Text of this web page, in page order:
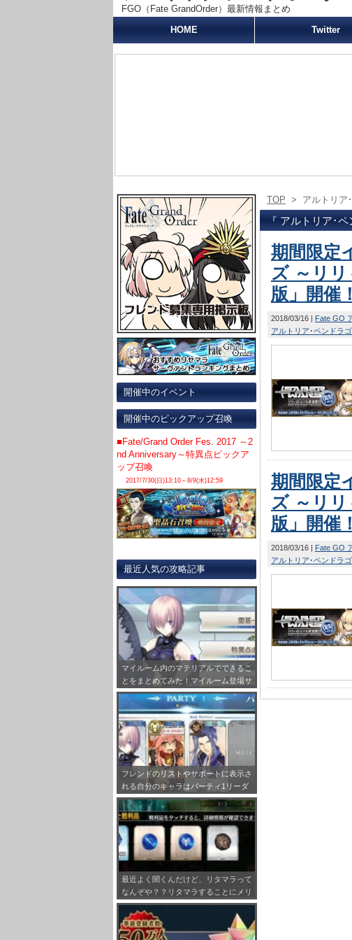
FGO（Fate GrandOrder）最新情報まとめ
HOME
Twitter
開催中のイベント
開催中のピックアップ召喚
■Fate/Grand Order Fes. 2017 ～2
nd Anniversary～特異点ピックア
ップ召喚
2017/7/30(日)13:10～8/9(水)12:59
最近人気の攻略記事
マイルーム内のマテリアルでできるこ
とをまとめてみた！マイルーム登場サ
ーヴァント設定も！
フレンドのリストやサポートに表示さ
れる自分のキャラはパーティ1リーダ
ーで固定だぞ！
最近よく聞くんだけど、リタマラって
なんぞや？？リタマラすることにメリ
ットってあるの？？
TOP > アルトリア
『 アルトリア･
期間限定
ズ ～リ
版」開催
2018/03/16 Fate GO
アルトリア･ペンドラゴ
期間限定
ズ ～リ
版」開催
2018/03/16 Fate GO
アルトリア･ペンドラゴ